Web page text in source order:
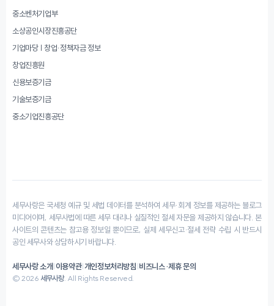
중소벤처기업부
소상공인시장진흥공단
기업마당 | 창업·정책자금 정보
창업진흥원
신용보증기금
기술보증기금
중소기업진흥공단
세무사랑은 국세청 예규 및 세법 데이터를 분석하여 세무·회계 정보를 제공하는 블로그
미디어이며, 세무사법에 따른 세무 대리나 실질적인 절세 자문을 제공하지 않습니다. 본
사이트의 콘텐츠는 참고용 정보일 뿐이므로, 실제 세무신고·절세 전략 수립 시 반드시
공인 세무사와 상담하시기 바랍니다.
세무사랑 소개|이용약관|개인정보처리방침|비즈니스·제휴 문의
© 2026 세무사랑. All Rights Reserved.